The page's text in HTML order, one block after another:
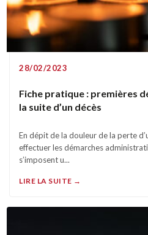
28/02/2023
Fiche pratique : premières
la suite d’un décès
En dépit de la douleur de la perte
effectuer les démarches
s’imposent u...
LIRE LA SUITE →